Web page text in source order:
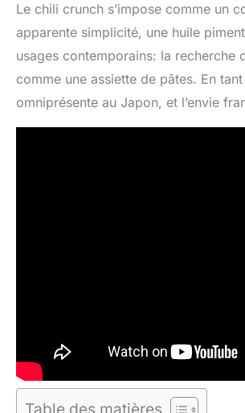
Le chili crunch s’impose comme un
apparente simplicité, une huile
usages contemporains: la recherche
comme une assiette de pâtes. En
omniprésente au Japon, et l’envie